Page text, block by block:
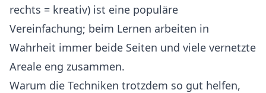
rechts = kreativ) ist eine populäre
Vereinfachung; beim Lernen arbeiten in
Wahrheit immer beide Seiten und viele vernetzte
Areale eng zusammen.
Warum die Techniken trotzdem so gut helfen,